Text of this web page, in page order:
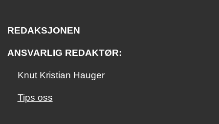
REDAKSJONEN
ANSVARLIG REDAKTØR:
Knut Kristian Hauger
Tips oss